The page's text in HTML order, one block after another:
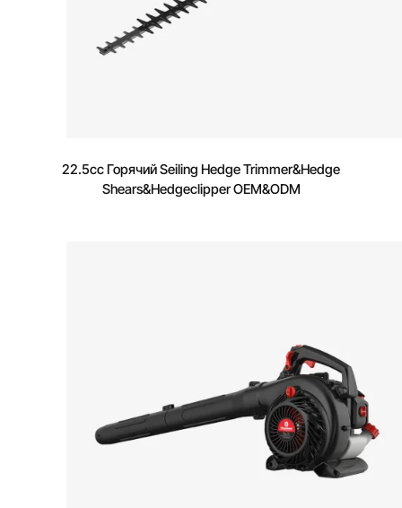
22.5cc Горячий Seiling Hedge Trimmer&Hedge
Shears&Hedgeclipper OEM&ODM